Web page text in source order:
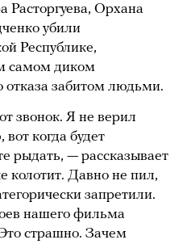
Расторгуева, Орхана
убили
Республике,
самом диком
забитом людьми.
звонок. Я не верил
когда будет
рыдать, — рассказывает
колотит. Давно не пил,
запретили.
нашего фильма
страшно. Зачем